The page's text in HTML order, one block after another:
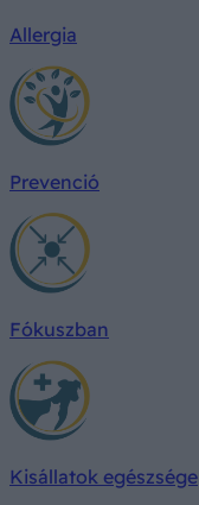
Allergia
Prevenció
Fókuszban
Kisállatok egészsége